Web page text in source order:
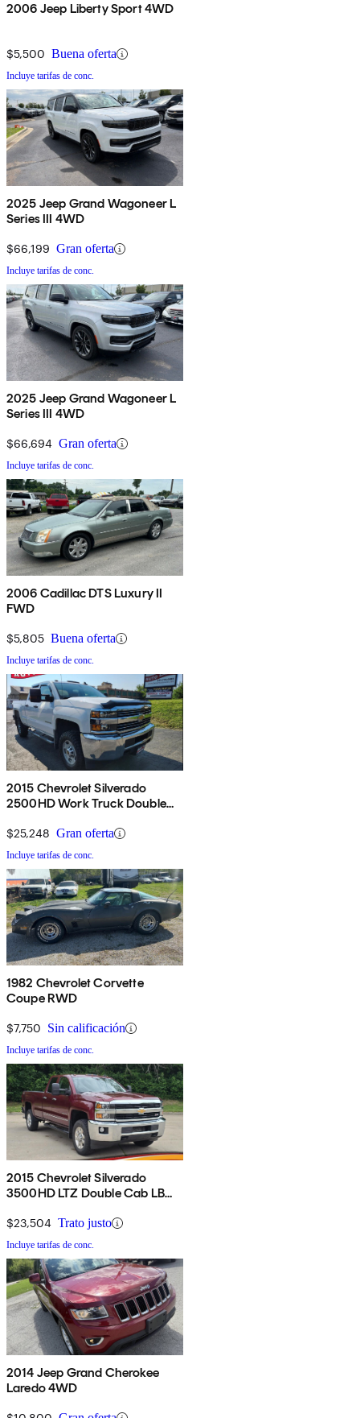
2006 Jeep Liberty Sport 4WD
$5,500 Buena oferta
Incluye tarifas de conc.
2025 Jeep Grand Wagoneer L
Series III 4WD
$66,199 Gran oferta
Incluye tarifas de conc.
2025 Jeep Grand Wagoneer L
Series III 4WD
$66,694 Gran oferta
Incluye tarifas de conc.
2006 Cadillac DTS Luxury II
FWD
$5,805 Buena oferta
Incluye tarifas de conc.
2015 Chevrolet Silverado
2500HD Work Truck Double
$25,248 Gran oferta
Incluye tarifas de conc.
1982 Chevrolet Corvette
Coupe RWD
$7,750 Sin calificación
Incluye tarifas de conc.
2015 Chevrolet Silverado
3500HD LTZ Double Cab LB
$23,504 Trato justo
Incluye tarifas de conc.
2014 Jeep Grand Cherokee
Laredo 4WD